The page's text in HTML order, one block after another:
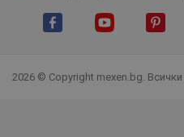
2026 © Copyright mexen.bg. Всички